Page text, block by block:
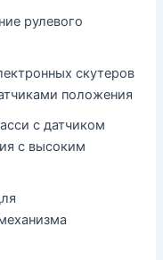
рулевого
скутеров
положения
с датчиком
с высоким